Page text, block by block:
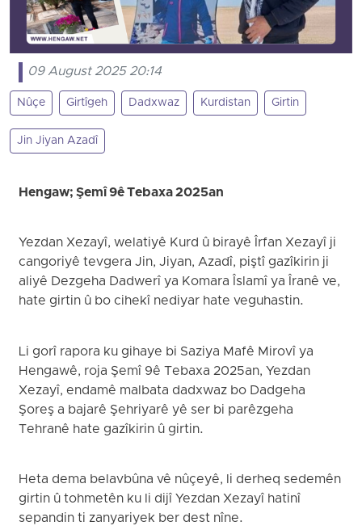
09 August 2025 20:14
Nûçe Girtîgeh Dadxwaz Kurdistan Girtin
Jin Jiyan Azadî
Hengaw; Şemî 9ê Tebaxa 2025an
Yezdan Xezayî, welatiyê Kurd û birayê Îrfan Xezayî ji
cangoriyê tevgera Jin, Jiyan, Azadî, piştî gazîkirin ji
aliyê Dezgeha Dadwerî ya Komara Îslamî ya Îranê ve,
hate girtin û bo cihekî nediyar hate veguhastin.
Li gorî rapora ku gihaye bi Saziya Mafê Mirovî ya
Hengawê, roja Şemî 9ê Tebaxa 2025an, Yezdan
Xezayî, endamê malbata dadxwaz bo Dadgeha
Şoreş a bajarê Şehriyarê yê ser bi parêzgeha
Tehranê hate gazîkirin û girtin.
Heta dema belavbûna vê nûçeyê, li derheq sedemên
girtin û tohmetên ku li dijî Yezdan Xezayî hatinî
sepandin ti zanyariyek ber dest nîne.